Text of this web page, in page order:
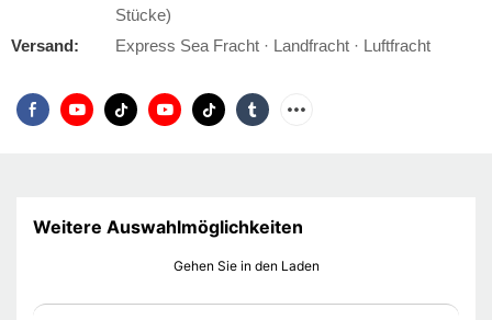
Stücke)
Versand:
Express Sea Fracht · Landfracht · Luftfracht
Weitere Auswahlmöglichkeiten
Gehen Sie in den Laden